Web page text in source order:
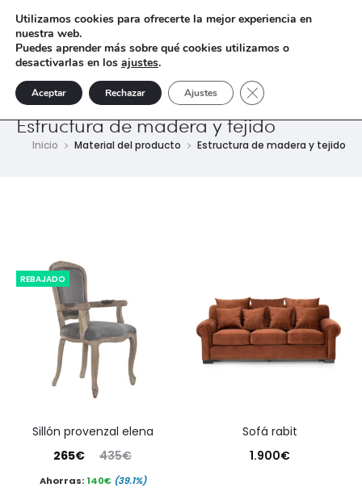
Estructura de madera y tejido
Inicio Material del producto Estructura de madera y tejido
REBAJADO
sillón provenzal elena
435€
El
precio
265€
precioAhorras: 140€ (39.1%)
sofá rabit
1.900€
Utilizamos cookies para ofrecerte la mejor experiencia en
nuestra web.
Puedes aprender más sobre qué cookies utilizamos o
desactivarlas en los ajustes.
Aceptar Rechazar Ajustes Cerrar el banner de